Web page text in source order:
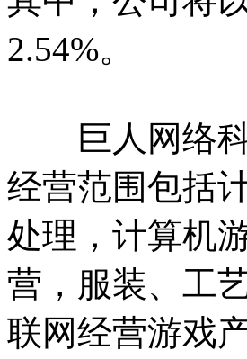
2.54%。
巨人网络科
经营范围包括
处理，计算机
营，服装、工
联网经营游戏